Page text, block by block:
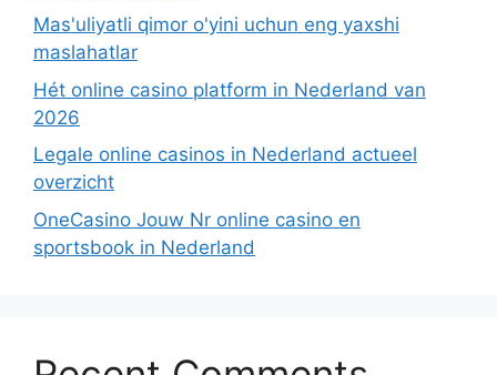
Mas'uliyatli qimor o'yini uchun eng yaxshi
maslahatlar
Hét online casino platform in Nederland van
2026
Legale online casinos in Nederland actueel
overzicht
OneCasino Jouw Nr online casino en
sportsbook in Nederland